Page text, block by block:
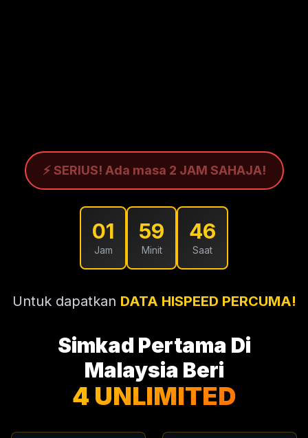
⚡ SERIUS! Ada masa 2 JAM SAHAJA!
01
Jam
59
Minit
45
Saat
Untuk dapatkan DATA HISPEED PERCUMA!
Simkad Pertama Di
Malaysia Beri
4 UNLIMITED